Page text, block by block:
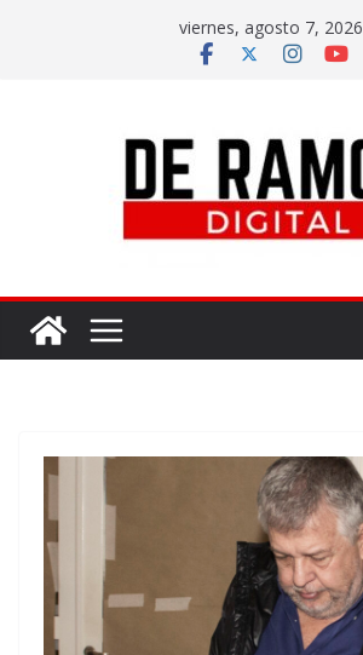
viernes, agosto 7, 2026